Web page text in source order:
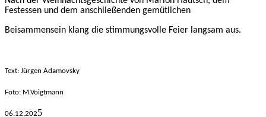
Festessen und dem anschließenden gemütlichen
Beisammensein klang die stimmungsvolle Feier langsam aus.
Text: Jürgen Adamovsky
Foto: M.Voigtmann
06.12.2025